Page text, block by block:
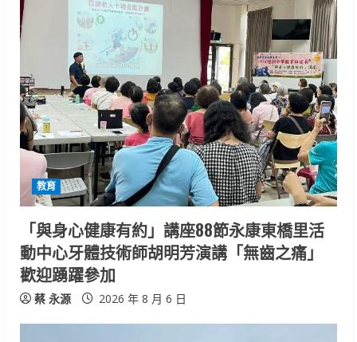
e
e
a
d
i
n
g
教育
「與身心健康有約」講座88節永康東橋里活
動中心牙體技術師胡明芳演講「無齒之痛」
歡迎踴躍參加
蔡 永源 2026 年 8 月 6 日